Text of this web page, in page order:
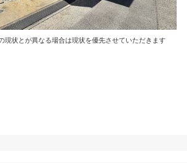
現状とが異なる場合は現状を優先させていただきます